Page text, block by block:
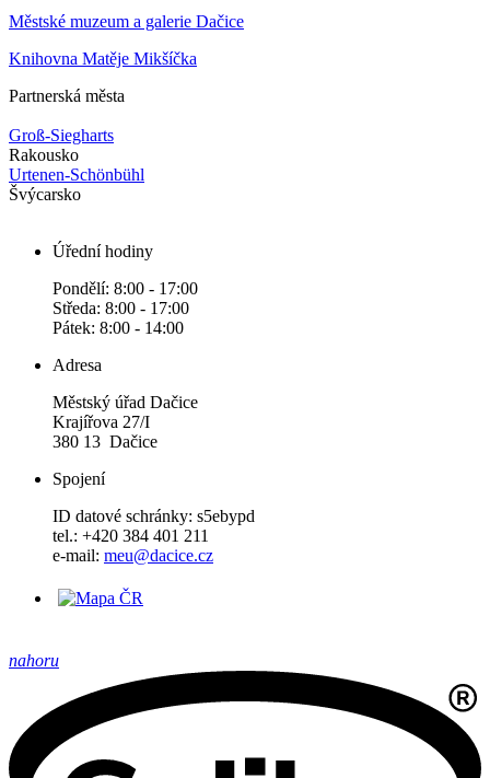
Městské muzeum a galerie Dačice
Knihovna Matěje Mikšíčka
Partnerská města
Groß-Siegharts
Rakousko
Urtenen-Schönbühl
Švýcarsko
Úřední hodiny
Pondělí: 8:00 - 17:00
Středa: 8:00 - 17:00
Pátek: 8:00 - 14:00
Adresa
Městský úřad Dačice
Krajířova 27/I
380 13 Dačice
Spojení
ID datové schránky: s5ebypd
tel.: +420 384 401 211
e-mail: meu@dacice.cz
nahoru